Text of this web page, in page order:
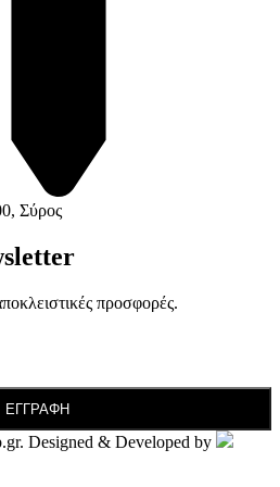
Σύρος
προσφορές.
Designed & Developed by